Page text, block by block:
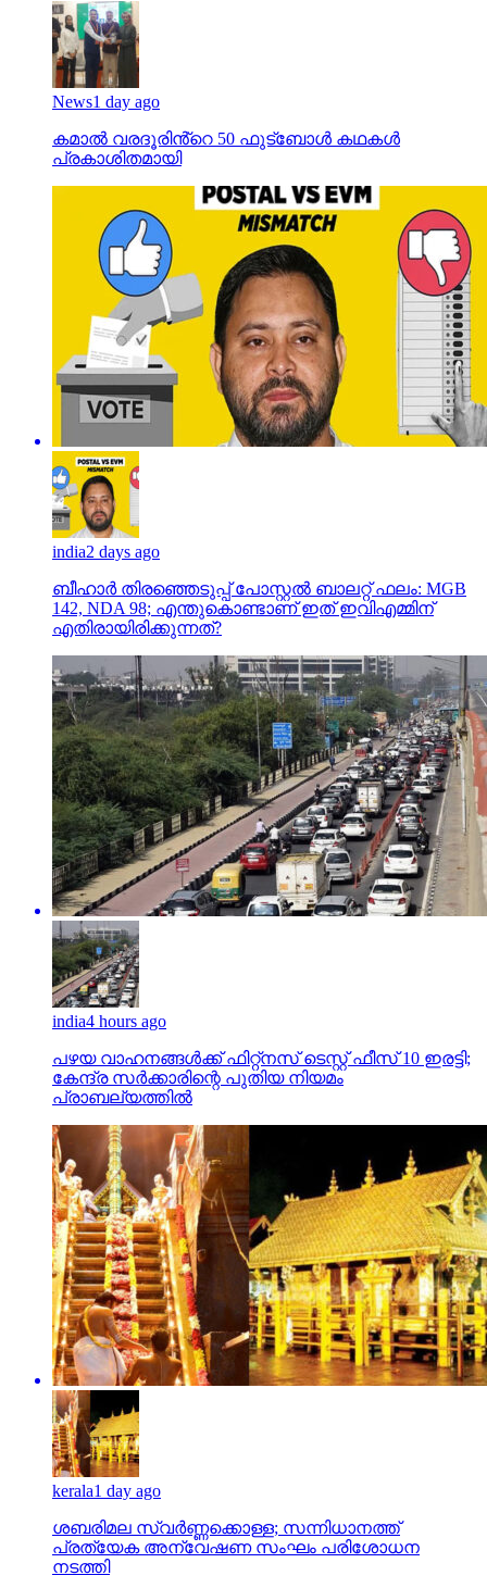
News1 day ago
കമാൽ വരദൂരിൻ്റെ 50 ഫുട്ബോൾ കഥകൾ
പ്രകാശിതമായി
india2 days ago
ബീഹാർ തിരഞ്ഞെടുപ്പ് പോസ്റ്റൽ ബാലറ്റ് ഫലം: MGB
142, NDA 98; എന്തുകൊണ്ടാണ് ഇത് ഇവിഎമ്മിന്
എതിരായിരിക്കുന്നത്?
india4 hours ago
പഴയ വാഹനങ്ങള്‍ക്ക് ഫിറ്റ്‌നസ് ടെസ്റ്റ് ഫീസ് 10 ഇരട്ടി;
കേന്ദ്ര സര്‍ക്കാരിന്റെ പുതിയ നിയമം
പ്രാബല്യത്തില്‍
kerala1 day ago
ശബരിമല സ്വര്‍ണ്ണക്കൊള്ള; സന്നിധാനത്ത്
പ്രത്യേക അന്വേഷണ സംഘം പരിശോധന
നടത്തി